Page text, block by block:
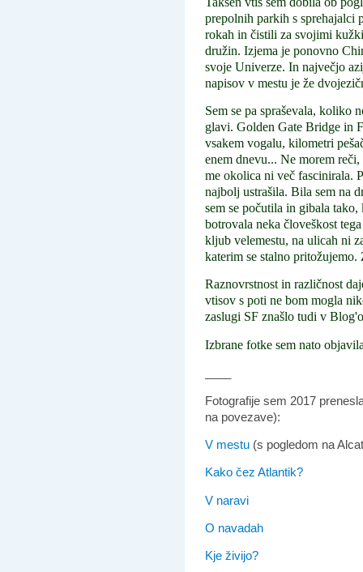
prepolnih parkih s sprehajalci
rokah in čistili za svojimi
družin. Izjema je ponovno
svoje Univerze. In največjo
napisov v mestu je že
Sem se pa spraševala, koliko
glavi. Golden Gate Bridge in
vsakem vogalu, kilometri
enem dnevu... Ne morem
me okolica ni več fascinirala.
najbolj ustrašila. Bila sem na
sem se počutila in gibala
botrovala neka človeškost
kljub velemestu, na ulicah ni
katerim se stalno
Raznovrstnost in različnost
vtisov s poti ne bom mogla
zaslugi SF znašlo tudi v
Izbrane fotke sem nato
Fotografije sem 2017
na povezave):
V mestu (s pogledom na
Kako čez Atlantik?
V naravi
O navadah
Kje živijo?